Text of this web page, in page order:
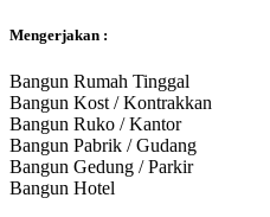
Mengerjakan :
Bangun Rumah Tinggal
Bangun Kost / Kontrakkan
Bangun Ruko / Kantor
Bangun Pabrik / Gudang
Bangun Gedung / Parkir
Bangun Hotel